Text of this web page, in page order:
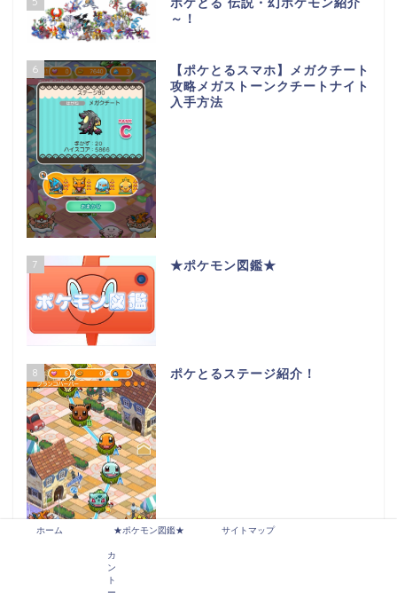
ポケとる 伝説・幻ポケモン紹介
～！
6
【ポケとるスマホ】メガクチート
攻略メガストーンクチートナイト
入手方法
7 ★ポケモン図鑑★
8 ポケとるステージ紹介！
ホーム ★ポケモン図鑑★
カ
ン
ト
ー
サイトマップ